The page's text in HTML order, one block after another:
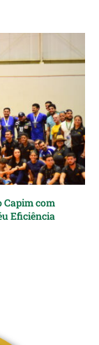
Capim com
Eficiência